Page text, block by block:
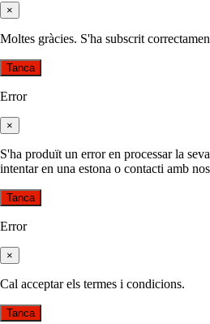
×
Moltes gràcies. S'ha subscrit
Tanca
Error
×
S'ha produït un error en processar la
intentar en una estona o contacti amb
Tanca
Error
×
Cal acceptar els termes i condicions.
Tanca